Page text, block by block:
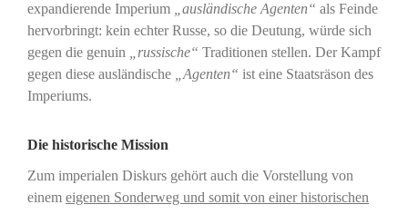
expandierende Imperium
„ausländische Agenten“ als Feinde
hervorbringt: kein echter Russe, so die Deutung, würde sich
gegen die genuin
„russische“ Traditionen stellen. Der Kampf
gegen diese ausländische
„Agenten“ ist eine Staatsräson des
Imperiums.
Die historische Mission
Zum imperialen Diskurs gehört auch die Vorstellung von
einem eigenen Sonderweg und somit von einer historischen